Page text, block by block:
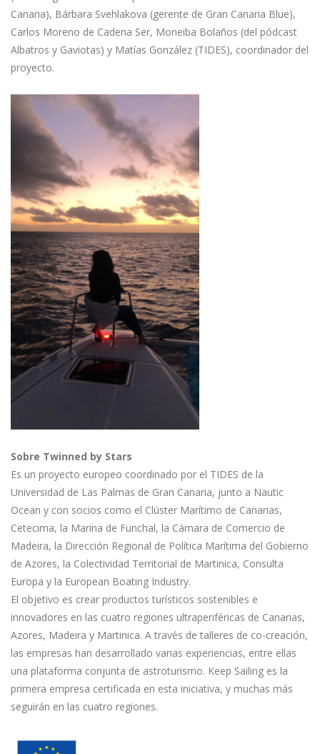
Canaria), Bárbara Svehlakova (gerente de Gran Canaria Blue),
Carlos Moreno de Cadena Ser, Moneiba Bolaños (del pódcast
Albatros y Gaviotas) y Matías González (TIDES), coordinador del
proyecto.
Sobre Twinned by Stars
Es un proyecto europeo coordinado por el TIDES de la
Universidad de Las Palmas de Gran Canaria, junto a Nautic
Ocean y con socios como el Clúster Marítimo de Canarias,
Cetecima, la Marina de Funchal, la Cámara de Comercio de
Madeira, la Dirección Regional de Política Marítima del Gobierno
de Azores, la Colectividad Territorial de Martinica, Consulta
Europa y la European Boating Industry.
El objetivo es crear productos turísticos sostenibles e
innovadores en las cuatro regiones ultraperiféricas de Canarias,
Azores, Madeira y Martinica. A través de talleres de co-creación,
las empresas han desarrollado varias experiencias, entre ellas
una plataforma conjunta de astroturismo. Keep Sailing es la
primera empresa certificada en esta iniciativa, y muchas más
seguirán en las cuatro regiones.